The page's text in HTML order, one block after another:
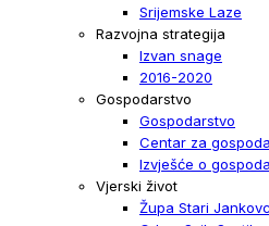
Srijemske Laze
Razvojna strategija
Izvan snage
2016-2020
Gospodarstvo
Gospodarstvo
Centar za
Izvješće o
Vjerski život
Župa Stari